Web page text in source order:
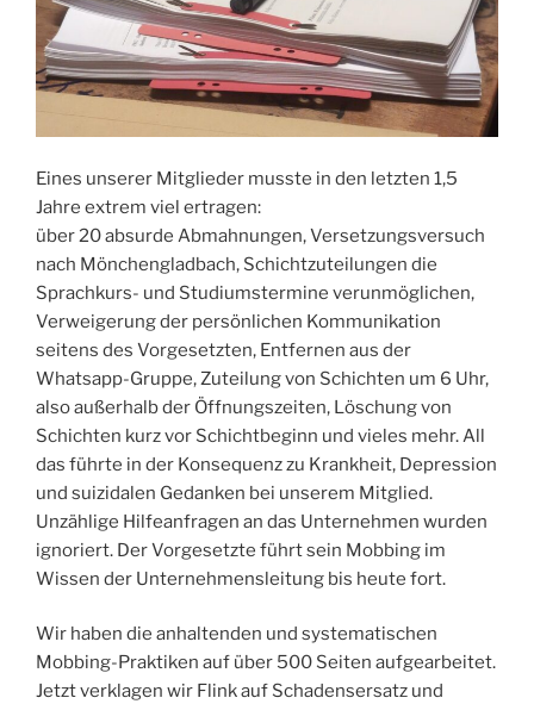
Eines unserer Mitglieder musste in den letzten 1,5
Jahre extrem viel ertragen:
über 20 absurde Abmahnungen, Versetzungsversuch
nach Mönchengladbach, Schichtzuteilungen die
Sprachkurs- und Studiumstermine verunmöglichen,
Verweigerung der persönlichen Kommunikation
seitens des Vorgesetzten, Entfernen aus der
Whatsapp-Gruppe, Zuteilung von Schichten um 6 Uhr,
also außerhalb der Öffnungszeiten, Löschung von
Schichten kurz vor Schichtbeginn und vieles mehr. All
das führte in der Konsequenz zu Krankheit, Depression
und suizidalen Gedanken bei unserem Mitglied.
Unzählige Hilfeanfragen an das Unternehmen wurden
ignoriert. Der Vorgesetzte führt sein Mobbing im
Wissen der Unternehmensleitung bis heute fort.
Wir haben die anhaltenden und systematischen
Mobbing-Praktiken auf über 500 Seiten aufgearbeitet.
Jetzt verklagen wir Flink auf Schadensersatz und